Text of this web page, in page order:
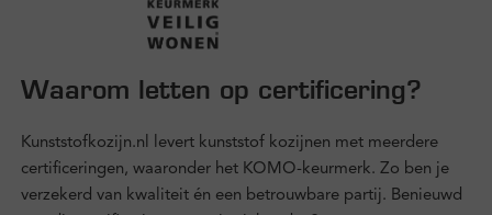
Waarom letten op certificering?
Kunststofkozijn.nl levert kunststof kozijnen met meerdere
certificeringen, waaronder het KOMO-keurmerk. Zo ben je
verzekerd van kwaliteit én een betrouwbare partij. Benieuwd